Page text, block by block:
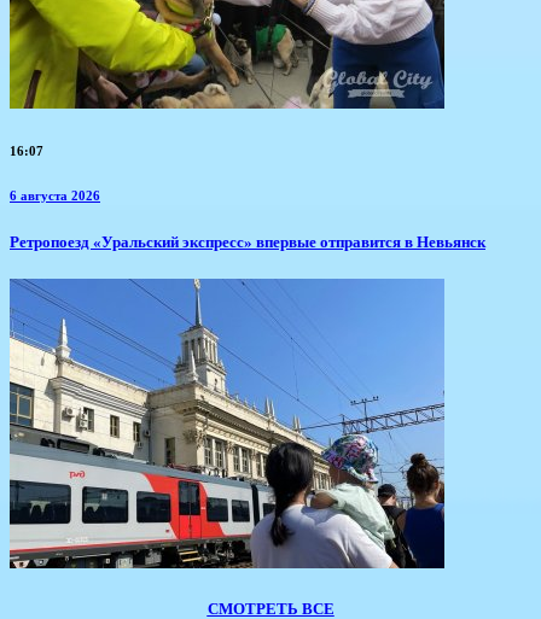
16:07
6 августа 2026
​Ретропоезд «Уральский экспресс» впервые отправится в Невьянск
СМОТРЕТЬ ВСЕ